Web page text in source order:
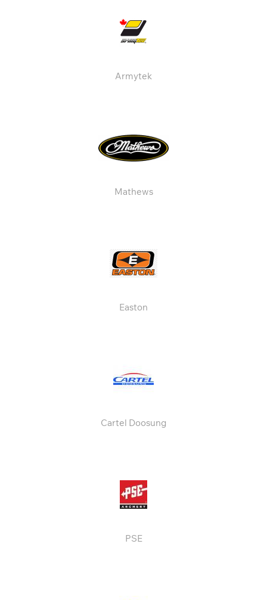
Armytek
Mathews
Easton
Cartel Doosung
PSE